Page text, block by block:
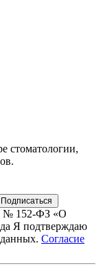
стоматологии,
№ 152-ФЗ «О
Я подтверждаю
Согласие